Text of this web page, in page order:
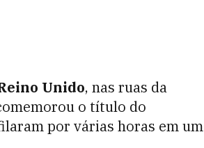
Unido, nas ruas da
o título do
por várias horas em um